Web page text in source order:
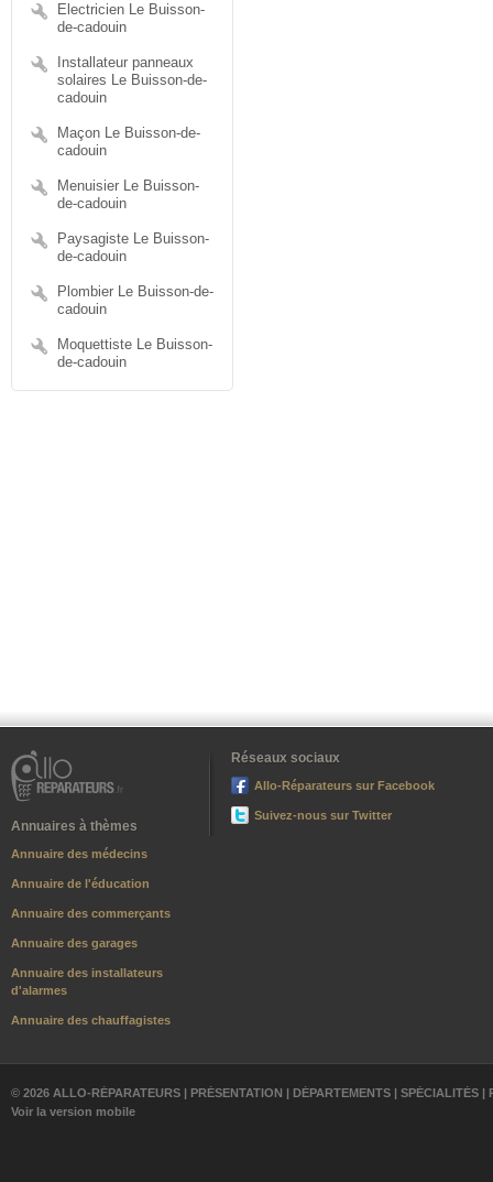
Electricien Le Buisson-
de-cadouin
Installateur panneaux
solaires Le Buisson-de-
cadouin
Maçon Le Buisson-de-
cadouin
Menuisier Le Buisson-
de-cadouin
Paysagiste Le Buisson-
de-cadouin
Plombier Le Buisson-de-
cadouin
Moquettiste Le Buisson-
de-cadouin
Annuaires à thèmes
Annuaire des médecins
Annuaire de l'éducation
Annuaire des commerçants
Annuaire des garages
Annuaire des installateurs
d'alarmes
Annuaire des chauffagistes
Réseaux sociaux
Allo-Réparateurs sur Facebook
Suivez-nous sur Twitter
© 2026 ALLO-RÉPARATEURS | PRÉSENTATION | DÉPARTEMENTS | SPÉCIALITÉS |
Voir la version mobile